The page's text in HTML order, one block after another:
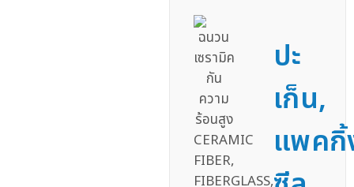
ปะ
เก็น,
แพคกิ้